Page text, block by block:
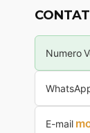
Numero
E-mail